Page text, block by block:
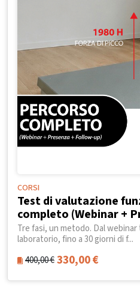
CORSI
Test di valutazione
completo (Webinar +
Tre fasi, un metodo. Dal
laboratorio, fino a 30 giorni di f...
400,00€330,00€